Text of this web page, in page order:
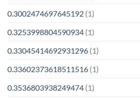
0.3002474697645192 (1)
0.3253998804590934 (1)
0.33045414692931296 (1)
0.33602373618511516 (1)
0.3536803938249474 (1)